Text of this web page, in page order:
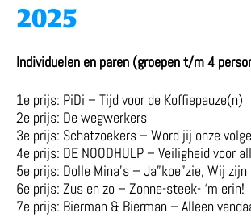
2025
Individuelen en paren (groepen t/m 4
1e prijs: PiDi – Tijd voor de Koffiepauze(n)
2e prijs: De wegwerkers
3e prijs: Schatzoekers – Word jij onze
4e prijs: DE NOODHULP – Veiligheid voor
5e prijs: Dolle Mina’s – Ja”koe”zie, Wij zijn
6e prijs: Zus en zo – Zonne-steek- ‘m erin!
7e prijs: Bierman & Bierman – Alleen